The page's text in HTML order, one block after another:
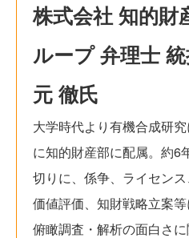
株式会社 知的財
ループ 弁理士
元 徹氏
大学時代より有機合成研
に知的財産部に配属。約6
切りに、係争、ライセン
価値評価、知財戦略立案
俯瞰調査・解析の面白さ